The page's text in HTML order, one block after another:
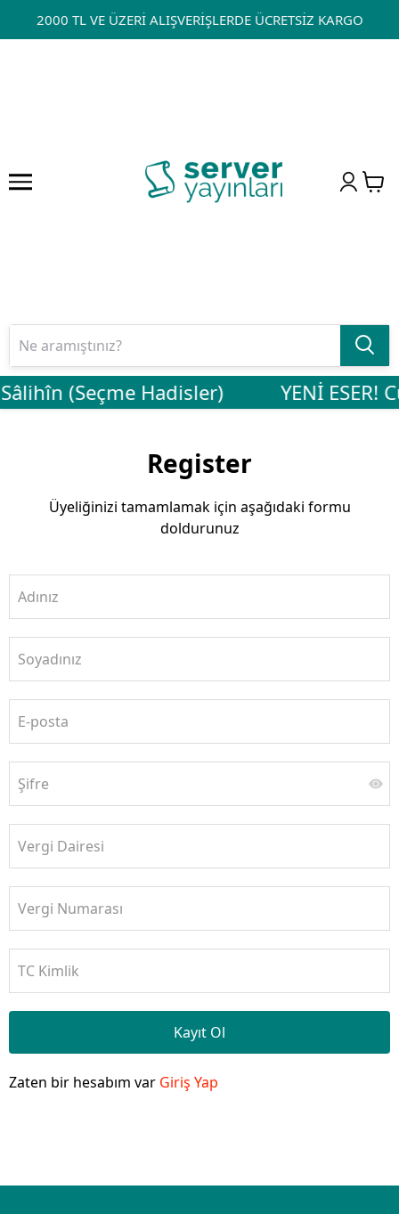
2000 TL VE ÜZERİ ALIŞVERİŞLERDE ÜCRETSİZ KARGO
(Seçme Hadisler) YENİ ESER!
Register
Üyeliğinizi tamamlamak için aşağıdaki formu
doldurunuz
Adınız
Soyadınız
E-posta
Şifre
Vergi Dairesi
Vergi Numarası
TC Kimlik
Kayıt Ol
Zaten bir hesabım var Giriş Yap